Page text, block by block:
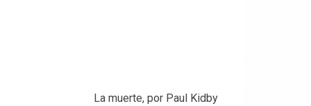
La muerte, por Paul Kidby